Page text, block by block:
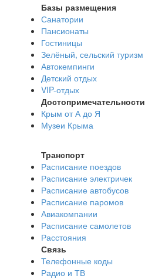
Базы размещения
Санатории
Пансионаты
Гостиницы
Зелёный, сельский туризм
Автокемпинги
Детский отдых
VIP-отдых
Достопримечательности
Крым от А до Я
Музеи Крыма
Транспорт
Расписание поездов
Расписание электричек
Расписание автобусов
Расписание паромов
Авиакомпании
Расписание самолетов
Расстояния
Связь
Телефонные коды
Радио и ТВ